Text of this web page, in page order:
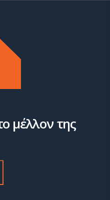
μέλλον της